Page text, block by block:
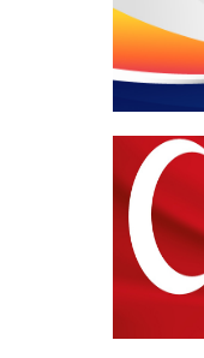
Hayırlı